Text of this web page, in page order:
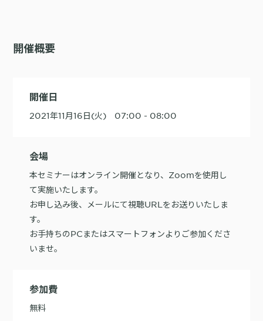
購入前の「迷い」をAIエージェントで即時解決。問い合わせ電話の対応
コスト1/3とCVR20%向上を実現
スペック
KARTE SLA
開催概要
開催日
2021年11月16日(火) 07:00 - 08:00
会場
本セミナーはオンライン開催となり、Zoomを使用し
て実施いたします。
お申し込み後、メールにて視聴URLをお送りいたしま
す。
お手持ちのPCまたはスマートフォンよりご参加くださ
いませ。
参加費
無料